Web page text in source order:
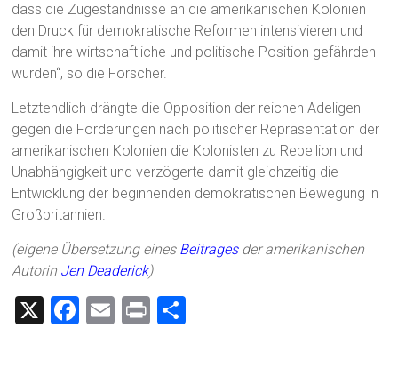
dass die Zugeständnisse an die amerikanischen Kolonien
den Druck für demokratische Reformen intensivieren und
damit ihre wirtschaftliche und politische Position gefährden
würden“, so die Forscher.
Letztendlich drängte die Opposition der reichen Adeligen
gegen die Forderungen nach politischer Repräsentation der
amerikanischen Kolonien die Kolonisten zu Rebellion und
Unabhängigkeit und verzögerte damit gleichzeitig die
Entwicklung der beginnenden demokratischen Bewegung in
Großbritannien.
(eigene Übersetzung eines Beitragesder amerikanischen
Autorin Jen Deaderick)
X
F
E
Pr